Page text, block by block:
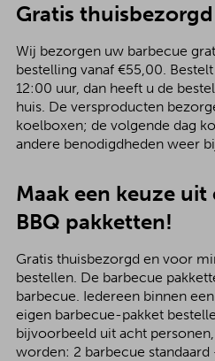
Gratis
Wij bezorgen uw barbecue
bestelling vanaf €55,00.
12:00 uur, dan heeft u de
huis. De versproducten
koelboxen; de volgende dag
andere benodigdheden weer
Maak een keuze uit
BBQ pakketten!
Gratis thuisbezorgd en voor
bestellen. De barbecue
barbecue. Iedereen binnen
eigen barbecue-pakket
bijvoorbeeld uit acht
worden: 2 barbecue